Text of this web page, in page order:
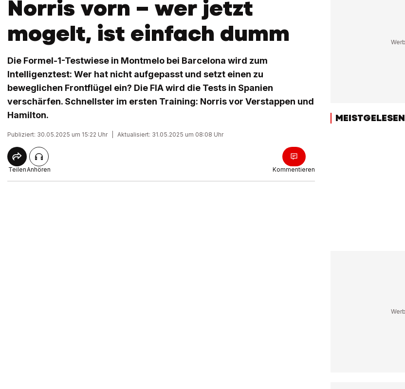
Norris vorn – wer jetzt
mogelt, ist einfach dumm
Die Formel-1-Testwiese in Montmelo bei Barcelona wird zum
Intelligenztest: Wer hat nicht aufgepasst und setzt einen zu
beweglichen Frontflügel ein? Die FIA wird die Tests in Spanien
verschärfen. Schnellster im ersten Training: Norris vor Verstappen und
Hamilton.
Publiziert: 30.05.2025 um 15:22 Uhr Aktualisiert: 31.05.2025 um 08:08 Uhr
TeilenAnhören Kommentieren
MEISTGELESEN